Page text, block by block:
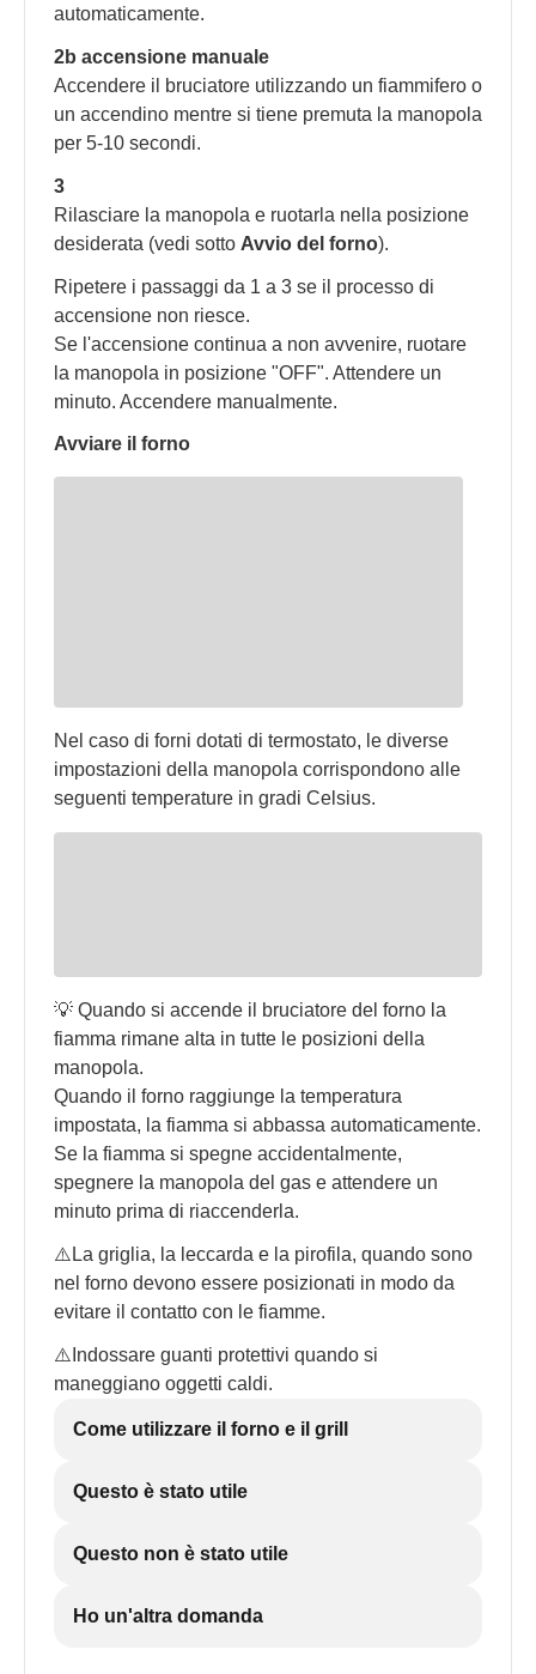
automaticamente.
2b accensione manuale
Accendere il bruciatore utilizzando un fiammifero o
un accendino mentre si tiene premuta la manopola
per 5-10 secondi.
3
Rilasciare la manopola e ruotarla nella posizione
desiderata (vedi sotto Avvio del forno).
Ripetere i passaggi da 1 a 3 se il processo di
accensione non riesce.
Se l'accensione continua a non avvenire, ruotare
la manopola in posizione "OFF". Attendere un
minuto. Accendere manualmente.
Avviare il forno
Nel caso di forni dotati di termostato, le diverse
impostazioni della manopola corrispondono alle
seguenti temperature in gradi Celsius.
💡 Quando si accende il bruciatore del forno la
fiamma rimane alta in tutte le posizioni della
manopola.
Quando il forno raggiunge la temperatura
impostata, la fiamma si abbassa automaticamente.
Se la fiamma si spegne accidentalmente,
spegnere la manopola del gas e attendere un
minuto prima di riaccenderla.
⚠️La griglia, la leccarda e la pirofila, quando sono
nel forno devono essere posizionati in modo da
evitare il contatto con le fiamme.
⚠️Indossare guanti protettivi quando si
maneggiano oggetti caldi.
Come utilizzare il forno e il grill
Questo è stato utile
Questo non è stato utile
Ho un'altra domanda